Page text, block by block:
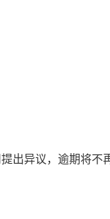
提出异议，逾期将不